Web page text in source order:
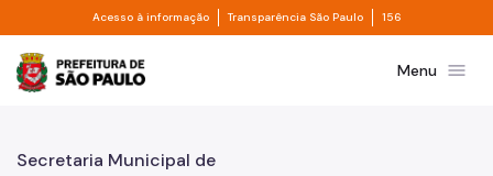
Pular para o Conteúdo principal
Acesso à informação Divisor de acesso à informação
Transparência São Paulo Divisor de
156
Prefeitura de São PauloMenu menu
Secretaria Municipal de